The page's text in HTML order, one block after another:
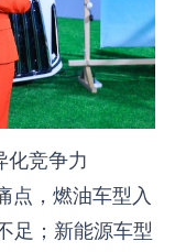
竞争力
，燃油车型入
足；新能源车型